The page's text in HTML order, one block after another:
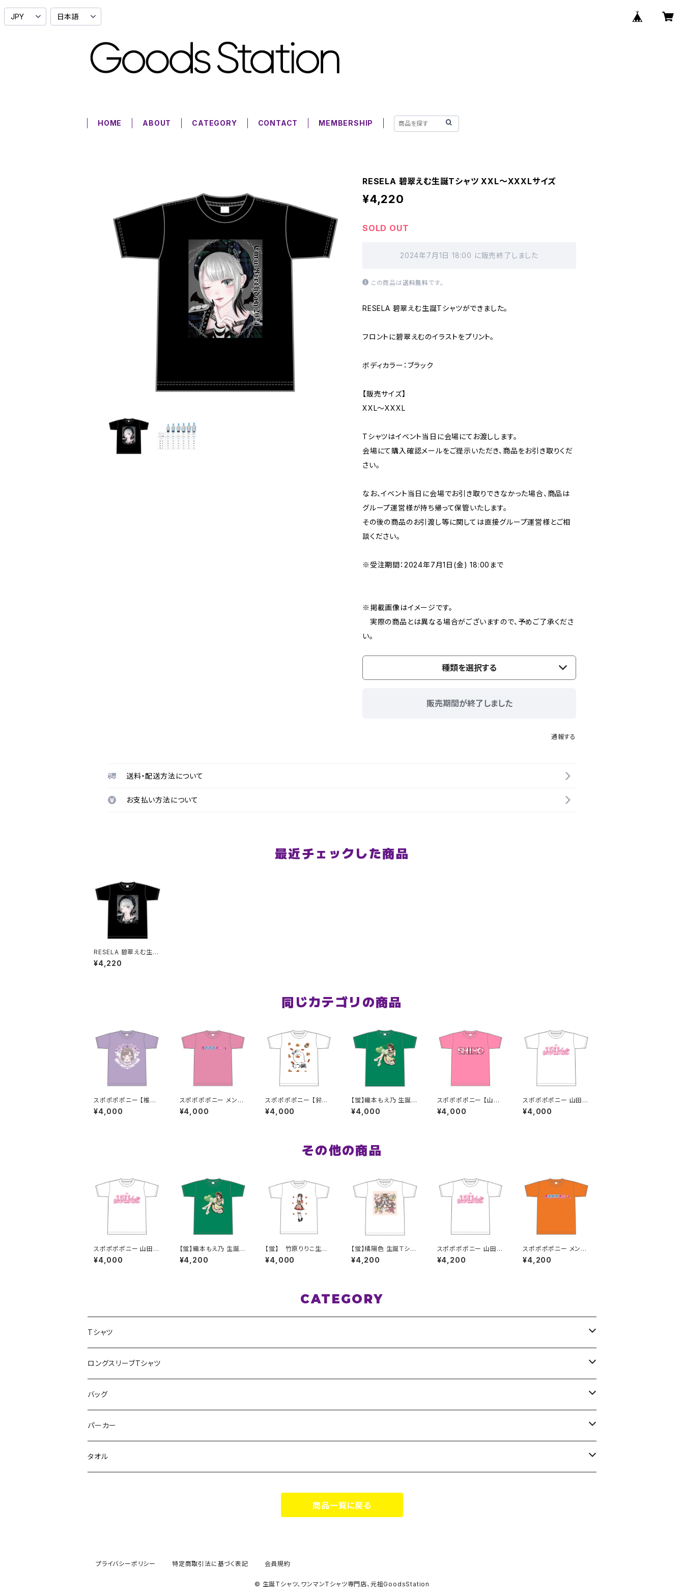
HOME ABOUT CATEGORY CONTACT MEMBERSHIP
RESELA 碧翠えむ生誕Tシャツ XXL〜XXXLサイズ
¥4,220
SOLD OUT
2024年7月1日 18:00 に販売終了しました
この商品は送料無料です。
RESELA 碧翠えむ生誕Tシャツができました。
フロントに碧翠えむのイラストをプリント。
ボディカラー：ブラック
【販売サイズ】
XXL〜XXXL
Tシャツはイベント当日に会場にてお渡しします。
会場にて購入確認メールをご提示いただき、商品をお引き取りくだ
さい。
なお、イベント当日に会場でお引き取りできなかった場合、商品は
グループ運営様が持ち帰って保管いたします。
その後の商品のお引渡し等に関しては直接グループ運営様とご相
談ください。
※受注期間：2024年7月1日(金) 18:00まで
※掲載画像はイメージです。
実際の商品とは異なる場合がございますので、予めご了承くださ
い。
種類を選択する
販売期間が終了しました
通報する
送料・配送方法について
お支払い方法について
最近チェックした商品
RESELA 碧翠えむ生誕
Tシャツ XXL〜XXXLサ
イズ
¥4,220
同じカテゴリの商品
スポポポポニー 【椎葉
彩】生誕祭Tシャツ S〜
XLサイズ
¥4,000
スポポポポニー メンバ
ーカラー シンプルデザ
イン ロゴTシャツ ピン
¥4,000
スポポポポニー 【鈴白
想空】生誕祭 そらちゃん
が熱が出た時に見そう
¥4,000
【蛍】織本もえ乃 生誕Ｔ
シャツ2025 M〜XLサ
イズ
¥4,000
スポポポポニー 【山田
梓帆】生誕祭Tシャツ
S〜XLサイズ
¥4,000
スポポポポニー 山田梓
帆 卒業記念Tシャツ
S〜XLサイズ
¥4,000
その他の商品
スポポポポニー 山田梓
帆 卒業記念Tシャツ
S〜XLサイズ
¥4,000
【蛍】織本もえ乃 生誕Ｔ
シャツ2025 XXL〜XX
XLサイズ
¥4,200
【蛍】 竹原りりこ生誕Ｔ
シャツ M〜XLサイズ
¥4,000
【蛍】橘陽色 生誕Ｔシャ
ツ XXL〜XXXLサイズ
¥4,200
スポポポポニー 山田梓
帆 卒業記念Tシャツ X
XL〜XXXLサイズ
¥4,200
スポポポポニー メンバ
ーカラー シンプルデザ
イン ロゴTシャツ オレ
¥4,200
CATEGORY
Tシャツ
スポポポポニー
花いろは
Milky✳︎Sphene
シークレットシャノワール
ロングスリーブTシャツ
HIGH HIGH BEAM
Milky✳︎Sphene
バッグ
サコッシュ
パーカー
スポポポポニー
タオル
商品一覧に戻る
プライバシーポリシー 特定商取引法に基づく表記 会員規約
© 生誕Tシャツ、ワンマンTシャツ専門店、元祖GoodsStation